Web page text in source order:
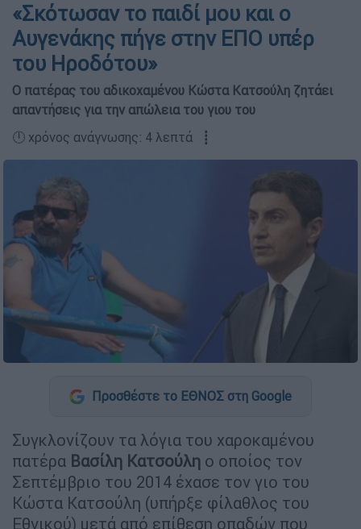
«Σκότωσαν το παιδί μου και ο
Αυγενάκης πήγε στην ΕΠΟ υπέρ
του Ηροδότου»
Ο πατέρας του αδικοχαμένου Κώστα Κατσούλη ζητάει
απαντήσεις για την απώλεια του γιου του
🕛 χρόνος ανάγνωσης: 4 λεπτά ┋
Προσθέστε το ΕΘΝΟΣ στη Google
Συγκλονίζουν τα λόγια του χαροκαμένου
πατέρα Βασίλη Κατσούλη ο οποίος τον
Σεπτέμβριο του 2014 έχασε τον γιο του
Κώστα Κατσούλη (υπήρξε φίλαθλος του
Εθνικού) μετά από επίθεση οπαδών που